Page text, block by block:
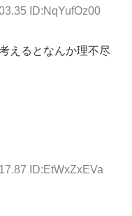
ID:NqYufOz00
えるとなんか理不尽
ID:EtWxZxEVa